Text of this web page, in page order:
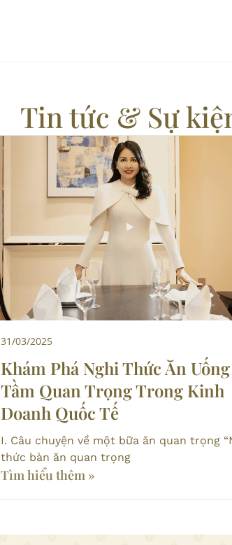
Tin tức & Sự
Khám Phá Nghi Thức Ăn Uống
Tầm Quan Trọng Trong Kinh
Doanh Quốc Tế
31/03/2025
I. Câu chuyện về một bữa ăn quan trọng
thức bàn ăn quan trọng
Tìm hiểu thêm »